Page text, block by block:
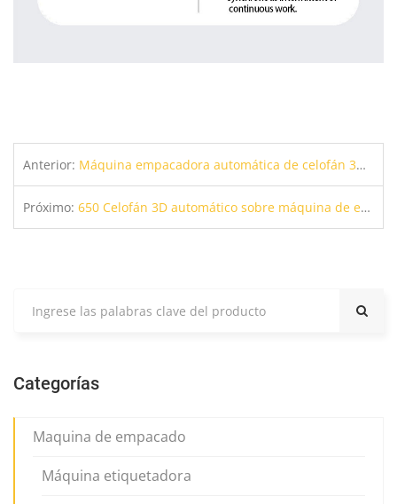
Anterior: Máquina empacadora automática de celofán 3D 660
Próximo: 650 Celofán 3D automático sobre máquina de embalaje
Categorías
Maquina de empacado
Máquina etiquetadora